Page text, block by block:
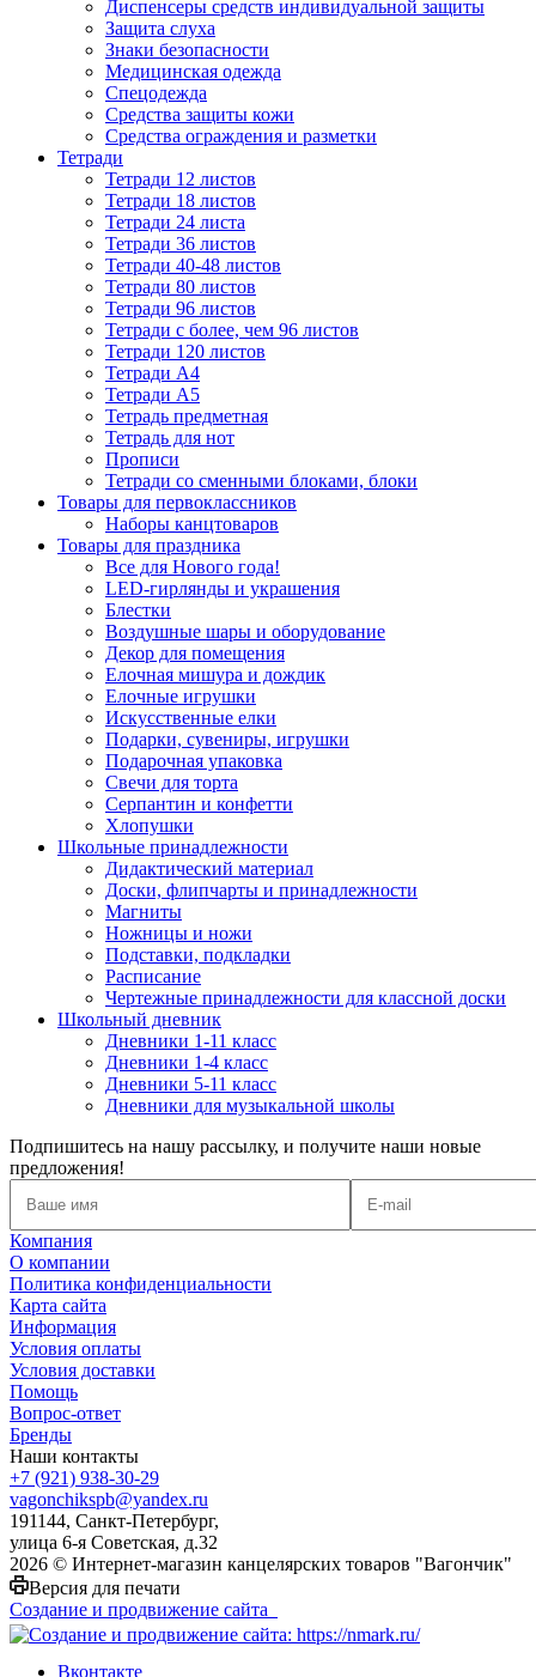
Диспенсеры средств индивидуальной защиты
Защита слуха
Знаки безопасности
Медицинская одежда
Спецодежда
Средства защиты кожи
Средства ограждения и разметки
Тетради
Тетради 12 листов
Тетради 18 листов
Тетради 24 листа
Тетради 36 листов
Тетради 40-48 листов
Тетради 80 листов
Тетради 96 листов
Тетради с более, чем 96 листов
Тетради 120 листов
Тетради А4
Тетради А5
Тетрадь предметная
Тетрадь для нот
Прописи
Тетради со сменными блоками, блоки
Товары для первоклассников
Наборы канцтоваров
Товары для праздника
Все для Нового года!
LED-гирлянды и украшения
Блестки
Воздушные шары и оборудование
Декор для помещения
Елочная мишура и дождик
Елочные игрушки
Искусственные елки
Подарки, сувениры, игрушки
Подарочная упаковка
Свечи для торта
Серпантин и конфетти
Хлопушки
Школьные принадлежности
Дидактический материал
Доски, флипчарты и принадлежности
Магниты
Ножницы и ножи
Подставки, подкладки
Расписание
Чертежные принадлежности для классной доски
Школьный дневник
Дневники 1-11 класс
Дневники 1-4 класс
Дневники 5-11 класс
Дневники для музыкальной школы
Подпишитесь на нашу рассылку, и получите наши новые
предложения!
Компания
О компании
Политика конфиденциальности
Карта сайта
Информация
Условия оплаты
Условия доставки
Помощь
Вопрос-ответ
Бренды
Наши контакты
+7 (921) 938-30-29
vagonchikspb@yandex.ru
191144, Санкт-Петербург,
улица 6-я Советская, д.32
2026 © Интернет-магазин канцелярских товаров "Вагончик"
Версия для печати
Создание и продвижение сайта
Вконтакте